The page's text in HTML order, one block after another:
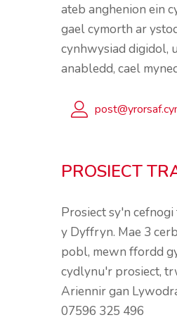
ateb anghenion ein
gael cymorth ar
cynhwysiad digidol,
anabledd, cael
PROSIECT
Prosiect sy'n
y Dyffryn. Mae 3
pobl, mewn ffordd
cydlynu'r prosiect,
Ariennir gan
07596 325 496